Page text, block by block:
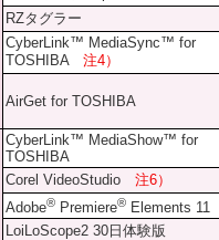
RZタグラー
CyberLink™ MediaSync™ for
TOSHIBA 注4）
AirGet for TOSHIBA
CyberLink™ MediaShow™ for
TOSHIBA
Corel VideoStudio 注6）
Adobe® Premiere® Elements 11
LoiLoScope2 30日体験版